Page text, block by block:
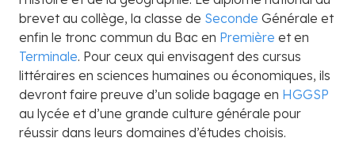
brevet au collège, la classe de Seconde Générale et
enfin le tronc commun du Bac en Première et en
Terminale. Pour ceux qui envisagent des cursus
littéraires en sciences humaines ou économiques, ils
devront faire preuve d’un solide bagage en HGGSP
au lycée et d’une grande culture générale pour
réussir dans leurs domaines d’études choisis.